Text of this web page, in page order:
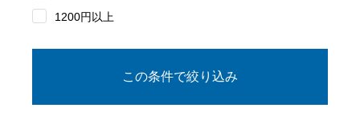
1200円以上